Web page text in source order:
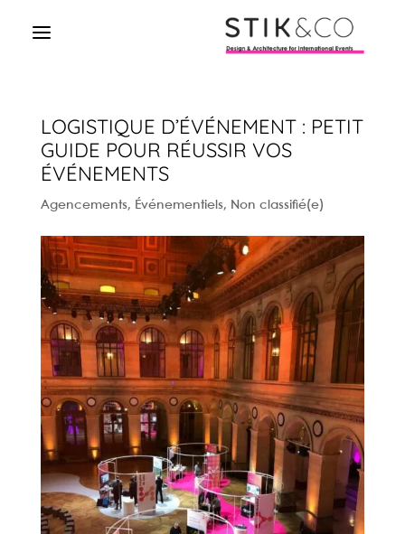
LOGISTIQUE D’ÉVÉNEMENT : PETIT
GUIDE POUR RÉUSSIR VOS
ÉVÉNEMENTS
Agencements, Événementiels, Non classifié(e)